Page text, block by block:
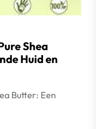
Shea
Huid en
Butter: Een